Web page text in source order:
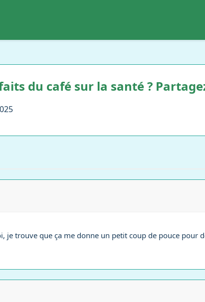
du café sur la santé ?
je trouve que ça me donne un petit coup de pouce pour